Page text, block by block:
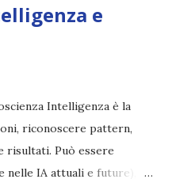
e
Intelligenza è la
riconoscere pattern,
Può essere
nelle IA attuali e future),